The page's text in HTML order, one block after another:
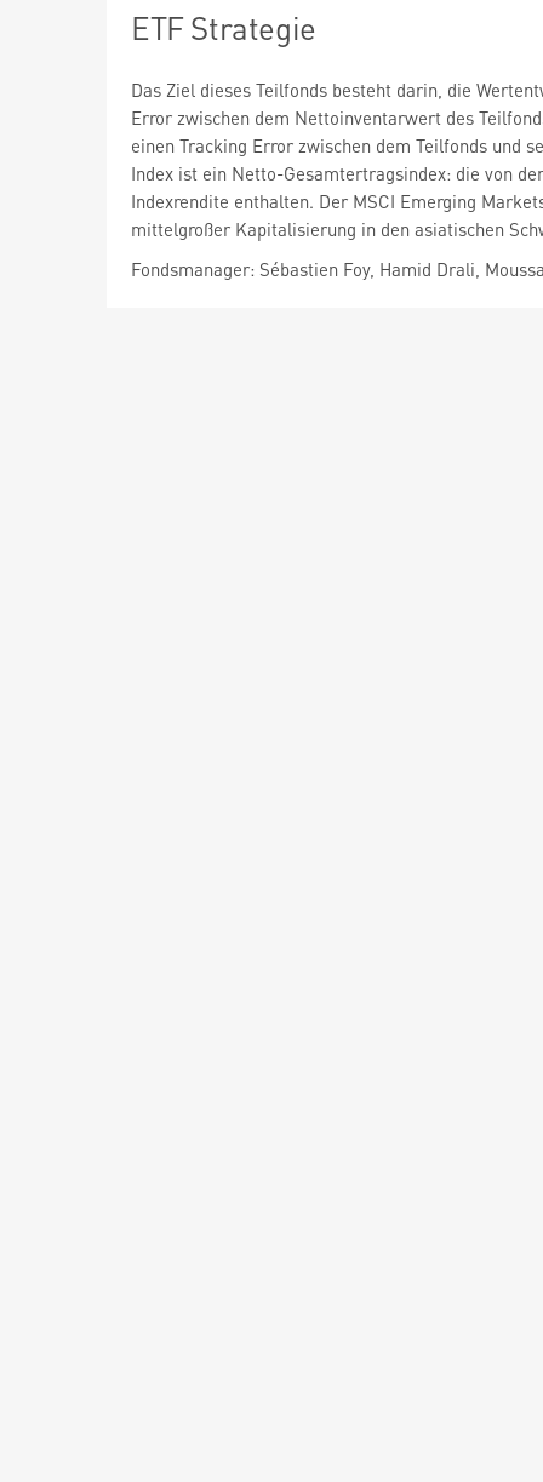
ETF Strategie
Das Ziel dieses Teilfonds besteht darin, die
Error zwischen dem Nettoinventarwert des
einen Tracking Error zwischen dem Teilfonds und
Index ist ein Netto-Gesamtertragsindex: die von
Indexrendite enthalten. Der MSCI Emerging
mittelgroßer Kapitalisierung in den asiatischen
Fondsmanager: Sébastien Foy, Hamid Drali,